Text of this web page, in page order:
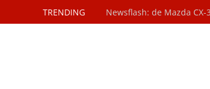
TRENDING Newsflash: de Mazda